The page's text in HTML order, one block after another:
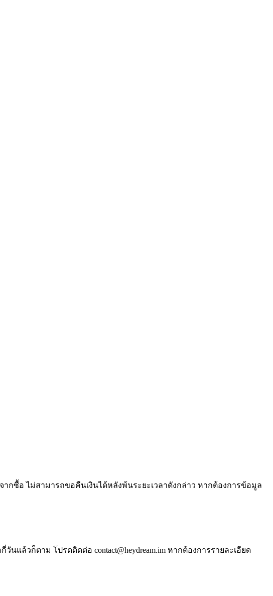
กซื้อ ไม่สามารถขอคืนเงินได้หลังพ้นระยะเวลาดังกล่าว หากต้องการข้อมูล
วันแล้วก็ตาม โปรดติดต่อ contact@heydream.im หากต้องการรายละเอียด